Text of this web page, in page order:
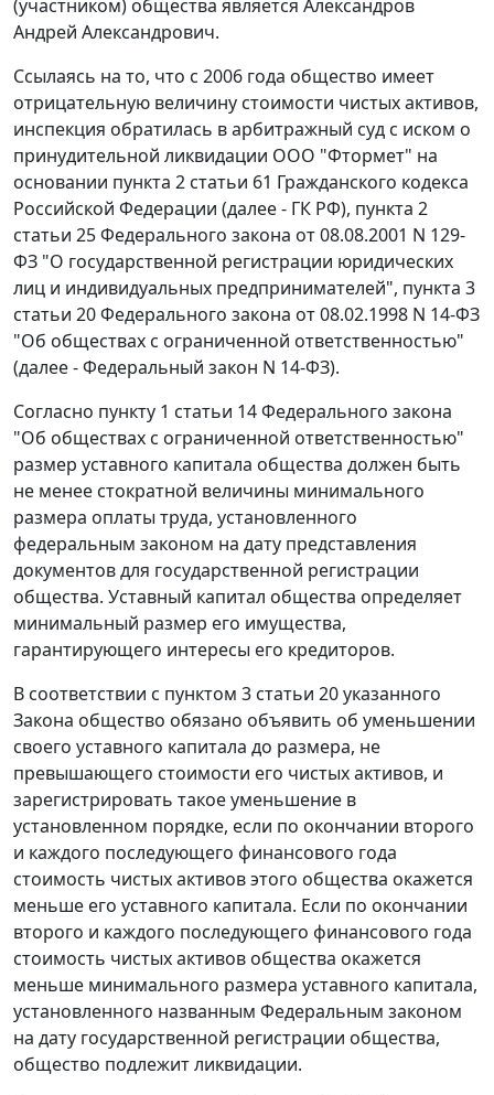
(участником) общества является Александров
Андрей Александрович.
Ссылаясь на то, что с 2006 года общество имеет
отрицательную величину стоимости чистых активов,
инспекция обратилась в арбитражный суд с иском о
принудительной ликвидации ООО "Фтормет" на
основании пункта 2 статьи 61 Гражданского кодекса
Российской Федерации (далее - ГК РФ), пункта 2
статьи 25Федерального закона от 08.08.2001 N 129-
ФЗ "О государственной регистрации юридических
лиц и индивидуальных предпринимателей", пункта 3
статьи 20Федерального закона от 08.02.1998 N 14-ФЗ
"Об обществах с ограниченной ответственностью"
(далее - Федеральный закон N 14-ФЗ).
Согласно пункту 1 статьи 14Федерального закона
"Об обществах с ограниченной ответственностью"
размер уставного капитала общества должен быть
не менее стократной величины минимального
размера оплаты труда, установленного
федеральным законом на дату представления
документов для государственной регистрации
общества. Уставный капитал общества определяет
минимальный размер его имущества,
гарантирующего интересы его кредиторов.
В соответствии с пунктом 3 статьи 20указанного
Закона общество обязано объявить об уменьшении
своего уставного капитала до размера, не
превышающего стоимости его чистых активов, и
зарегистрировать такое уменьшение в
установленном порядке, если по окончании второго
и каждого последующего финансового года
стоимость чистых активов этого общества окажется
меньше его уставного капитала. Если по окончании
второго и каждого последующего финансового года
стоимость чистых активов общества окажется
меньше минимального размера уставного капитала,
установленного названным Федеральным законом
на дату государственной регистрации общества,
общество подлежит ликвидации.